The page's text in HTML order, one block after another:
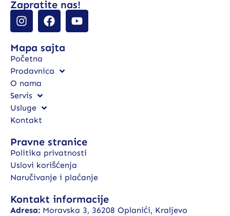
Zapratite nas!
Mapa sajta
Početna
Prodavnica
O nama
Servis
Usluge
Kontakt
Pravne stranice
Politika privatnosti
Uslovi korišćenja
Naručivanje i plaćanje
Kontakt informacije
Adresa: Moravska 3, 36208 Oplanići, Kraljevo